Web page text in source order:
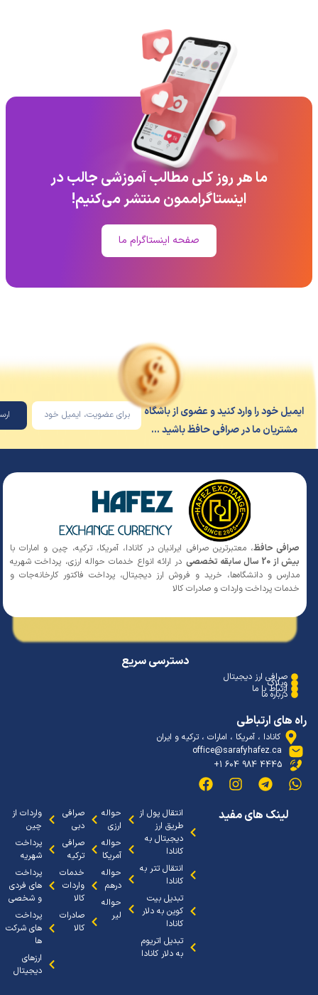
ما هر روز کلی مطالب آموزشی جالب در
اینستاگراممون منتشر می‌کنیم!
صفحه اینستاگرام ما
خود را وارد کنید و عضوی از باشگاه
ما در صرافی حافظ باشید ...
حافظ، معتبرترین صرافی ایرانیان در کانادا، آمریکا، ترکیه، چین و امارات با
سال سابقه تخصصی
در ارائه انواع خدمات حواله ارزی، پرداخت شهریه
و دانشگاه‌ها، خرید و فروش ارز دیجیتال، پرداخت فاکتور کارخانه‌جات و
پرداخت واردات و صادرات کالا
دسترسی سریع
صرافی ارز دیجیتال
وبلاگ
ارتباط با ما
درباره ما
های ارتباطی
کانادا ، آمریکا ، امارات ، ترکیه و ایران
office@sarafyhafez.ca
4445 984 604 1+
لینک های مفید
انتقال پول از
طریق ارز
دیجیتال به
انتقال تتر به
کانادا
تبدیل بیت
کوین به دلار
تبدیل اتریوم
به دلار کانادا
حواله
ارزی
حواله
آمریکا
حواله
درهم
حواله
لیر
صرافی
دبی
صرافی
ترکیه
خدمات
واردات
کالا
صادرات
واردات از
چین
پرداخت
شهریه
پرداخت
های فردی
و شخصی
پرداخت
های شرکت
ارزهای
دیجیتال